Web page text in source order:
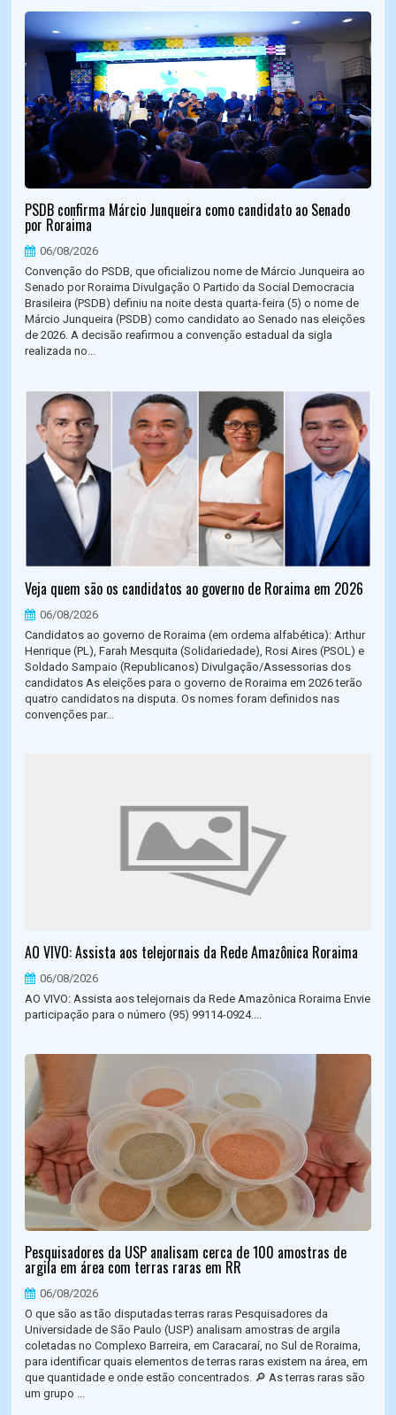
PSDB confirma Márcio Junqueira como candidato ao Senado
por Roraima
06/08/2026
Convenção do PSDB, que oficializou nome de Márcio Junqueira ao
Senado por Roraima Divulgação O Partido da Social Democracia
Brasileira (PSDB) definiu na noite desta quarta-feira (5) o nome de
Márcio Junqueira (PSDB) como candidato ao Senado nas eleições
de 2026. A decisão reafirmou a convenção estadual da sigla
realizada no...
Veja quem são os candidatos ao governo de Roraima em 2026
06/08/2026
Candidatos ao governo de Roraima (em ordema alfabética): Arthur
Henrique (PL), Farah Mesquita (Solidariedade), Rosi Aires (PSOL) e
Soldado Sampaio (Republicanos) Divulgação/Assessorias dos
candidatos As eleições para o governo de Roraima em 2026 terão
quatro candidatos na disputa. Os nomes foram definidos nas
convenções par...
AO VIVO: Assista aos telejornais da Rede Amazônica Roraima
06/08/2026
AO VIVO: Assista aos telejornais da Rede Amazônica Roraima Envie
participação para o número (95) 99114-0924....
Pesquisadores da USP analisam cerca de 100 amostras de
argila em área com terras raras em RR
06/08/2026
O que são as tão disputadas terras raras Pesquisadores da
Universidade de São Paulo (USP) analisam amostras de argila
coletadas no Complexo Barreira, em Caracaraí, no Sul de Roraima,
para identificar quais elementos de terras raras existem na área, em
que quantidade e onde estão concentrados. 🔎 As terras raras são
um grupo ...